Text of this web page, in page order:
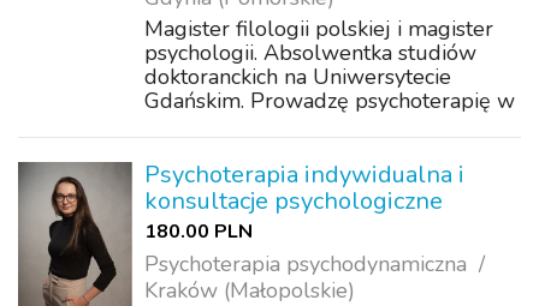
Magister filologii polskiej i magister
psychologii. Absolwentka studiów
doktoranckich na Uniwersytecie
Gdańskim. Prowadzę psychoterapię w
szkół terapeutycznych oraz
umiejętności nabyty...
Psychoterapia indywidualna i
konsultacje psychologiczne
180.00 PLN
Psychoterapia psychodynamiczna
Kraków (Małopolskie)